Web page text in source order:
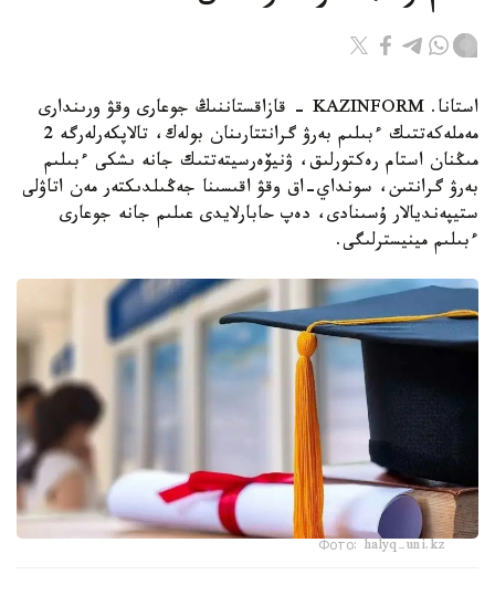
استانا. KAZINFORM - قازاقستاننىڭ جوعارى وقۋ ورىندارى
مەملەكەتتىك ءبىلىم بەرۋ گرانتتارىنان بولەك، تالاپكەرلەرگە 2
مىڭنان استام رەكتورلىق، ۋنيۆەرسيتەتتىك جانە ىشكى ءبىلىم
بەرۋ گرانتىن، سونداي-اق وقۋ اقىسىنا جەڭىلدىكتەر مەن اتاۋلى
ستيپەنديالار ۇسىنادى، دەپ حابارلايدى عىلىم جانە جوعارى
ءبىلىم مينيسترلىگى.
Фото: halyq-uni.kz